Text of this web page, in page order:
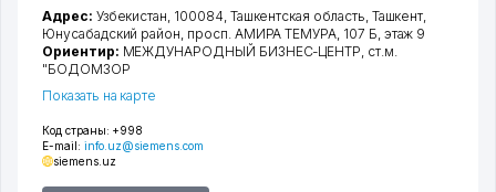
Код страны: +998
E-mail: info.uz@siemens.com
siemens.uz
Адрес: Узбекистан, 100084, Ташкентская область, Ташкент,
Юнусабадский район, просп. АМИРА ТЕМУРА, 107 Б, этаж 9
Ориентир: МЕЖДУНАРОДНЫЙ БИЗНЕС-ЦЕНТР, ст.м.
"БОДОМЗОР
Показать на карте